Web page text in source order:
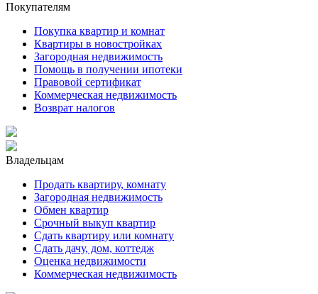
Покупателям
Покупка квартир и комнат
Квартиры в новостройках
Загородная недвижимость
Помощь в получении ипотеки
Правовой сертификат
Коммерческая недвижимость
Возврат налогов
Владельцам
Продать квартиру, комнату
Загородная недвижимость
Обмен квартир
Срочный выкуп квартир
Сдать квартиру или комнату
Сдать дачу, дом, коттедж
Оценка недвижимости
Коммерческая недвижимость